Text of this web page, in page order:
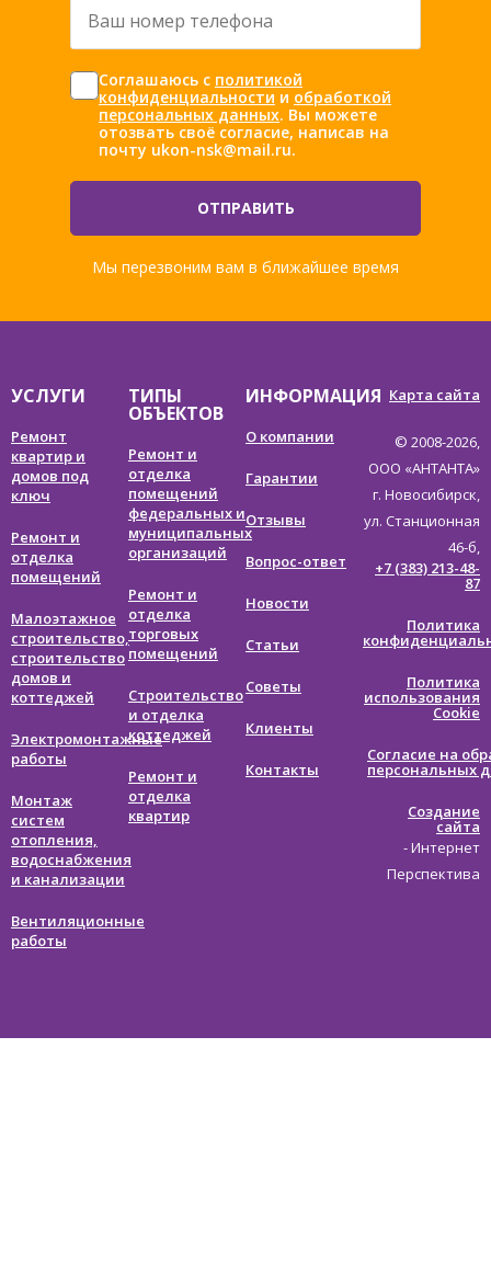
номер
Согласие
*
Соглашаюсь с политикой
конфиденциальности и обработкой
персональных данных. Вы можете
отозвать своё согласие, написав на
почту ukon-nsk@mail.ru.
УСЛУГИ
Ремонт
квартир и
домов под
ключ
Ремонт и
отделка
помещений
Малоэтажное
строительство,
строительство
домов и
коттеджей
Электромонтажные
работы
Монтаж
систем
отопления,
водоснабжения
и канализации
Вентиляционные
работы
ТИПЫ
ОБЪЕКТОВ
Ремонт и
отделка
помещений
федеральных и
муниципальных
организаций
Ремонт и
отделка
торговых
помещений
Строительство
и отделка
коттеджей
Ремонт и
отделка
квартир
ИНФОРМАЦИЯ
О компании
Гарантии
Отзывы
Вопрос-ответ
Новости
Статьи
Советы
Клиенты
Контакты
Карта сайта
© 2008-2026,
ООО «АНТАНТА»
г. Новосибирск,
ул. Станционная
46-б,
+7 (383) 213-48-
87
Политика
Политика
использования
Cookie
Согласие на
персональных
Создание
сайта
- Интернет
Перспектива